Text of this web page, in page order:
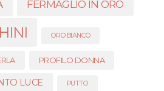
FERMAGLIO IN ORO
ORO BIANCO
PROFILO DONNA
LUCE PUTTO